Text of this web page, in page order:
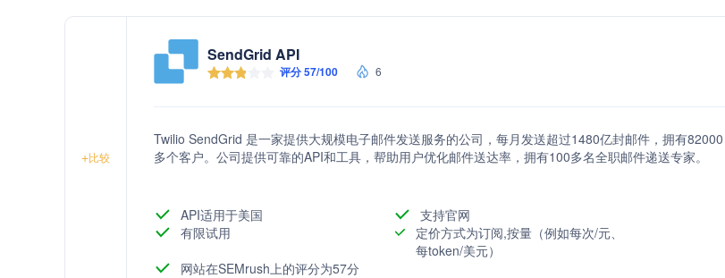
+比较
SendGrid API
评分 57/100 6
Twilio SendGrid 是一家提供大规模电子邮件发送服务的公司，每月发送超过1480亿封邮件，拥有82000
多个客户。公司提供可靠的API和工具，帮助用户优化邮件送达率，拥有100多名全职邮件递送专家。
API适用于美国
支持官网
有限试用
定价方式为订阅,按量（例如每次/元、
每token/美元）
网站在SEMrush上的评分为57分